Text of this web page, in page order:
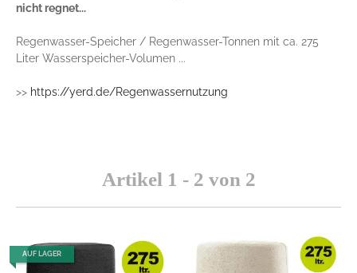
nicht regnet...
Regenwasser-Speicher / Regenwasser-Tonnen mit ca. 275
Liter Wasserspeicher-Volumen ...
>> https://yerd.de/Regenwassernutzung
Artikel 1 - 2 von 2
AUF LAGER